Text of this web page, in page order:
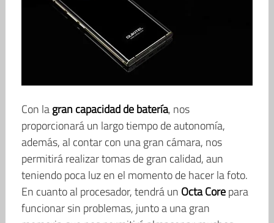
Con lagran capacidad de batería, nos
proporcionará un largo tiempo de autonomía,
además, al contar con una gran cámara, nos
permitirá realizar tomas de gran calidad, aun
teniendo poca luz en el momento de hacer la foto.
En cuanto al procesador, tendrá un Octa Corepara
funcionar sin problemas, junto a una gran